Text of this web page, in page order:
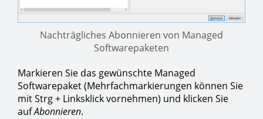
Nachträgliches Abonnieren von Managed
Softwarepaketen
Markieren Sie das gewünschte Managed
Softwarepaket (Mehrfachmarkierungen können Sie
mit Strg + Linksklick vornehmen) und klicken Sie
aufAbonnieren.